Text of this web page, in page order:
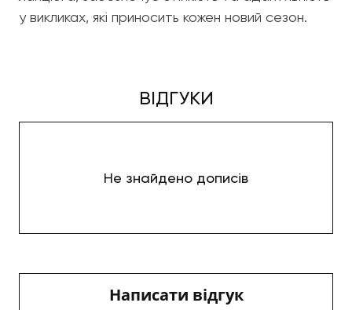
у викликах, які приносить кожен новий сезон.
ВІДГУКИ
Не знайдено дописів
Написати відгук